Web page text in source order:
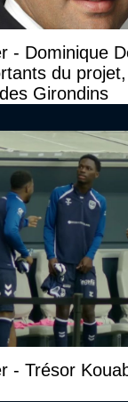
- Dominique
du
Girondins
- Trésor